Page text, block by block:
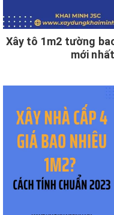
Xây tô 1m2 tường
mới